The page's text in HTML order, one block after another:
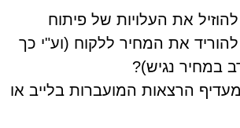
להוזיל את העלויות של פיתוח
את המחיר ללקוח (וע"י כך
במחיר נגיש)?
הרצאות המועברות בלייב או